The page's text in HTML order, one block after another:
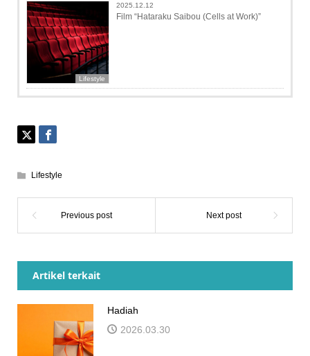
Lifestyle
2025.12.12
Film “Hataraku Saibou (Cells at Work)”
Lifestyle
Artikel terkait
Hadiah
2026.03.30